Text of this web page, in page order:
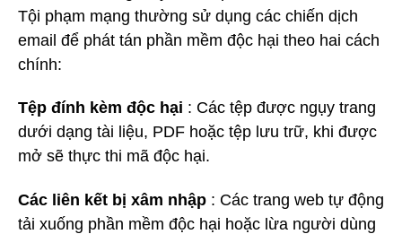
Tội phạm mạng thường sử dụng các chiến dịch
email để phát tán phần mềm độc hại theo hai cách
chính:
Tệp đính kèm độc hại : Các tệp được ngụy trang
dưới dạng tài liệu, PDF hoặc tệp lưu trữ, khi được
mở sẽ thực thi mã độc hại.
Các liên kết bị xâm nhập : Các trang web tự động
tải xuống phần mềm độc hại hoặc lừa người dùng